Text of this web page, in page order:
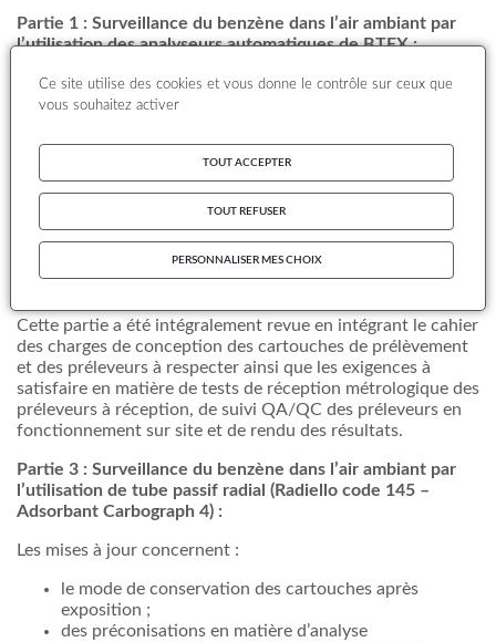
Partie 1 : Surveillance du benzène dans l’air ambiant par
l’utilisation des analyseurs automatiques de BTEX :
Les mises à jour concernent :
EN 14662-3 (sept. 2013) [2] ;
la liste des appareils homologués pour la surveillance
du benzène ;
le rendu des résultats.
Partie 2 : Surveillance du benzène dans l’air ambiant par
l’utilisation de tube rempli de Carbopack X et d’un
Cette partie a été intégralement revue en intégrant le cahier
des charges de conception des cartouches de prélèvement
et des préleveurs à respecter ainsi que les exigences à
satisfaire en matière de tests de réception métrologique des
préleveurs à réception, de suivi QA/QC des préleveurs en
fonctionnement sur site et de rendu des résultats.
Partie 3 : Surveillance du benzène dans l’air ambiant par
l’utilisation de tube passif radial (Radiello code 145 –
Adsorbant Carbograph 4) :
Les mises à jour concernent :
le mode de conservation des cartouches après
exposition ;
des préconisations en matière d’analyse
Ce site utilise des cookies et vous donne le contrôle sur ceux que
vous souhaitez activer
TOUT ACCEPTER
TOUT REFUSER
PERSONNALISER MES CHOIX